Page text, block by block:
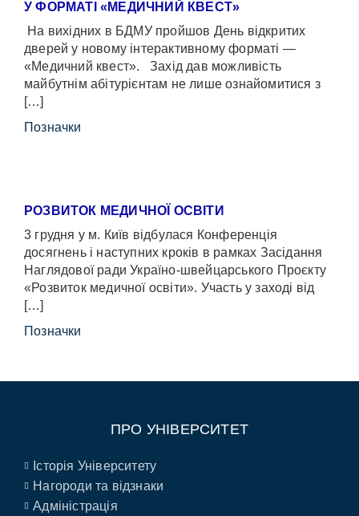
У ФОРМАТІ «МЕДИЧНИЙ КВЕСТ»
На вихідних в БДМУ пройшов День відкритих
дверей у новому інтерактивному форматі —
«Медичний квест». Захід дав можливість
майбутнім абітурієнтам не лише ознайомитися з
[…]
Позначки
РОЗВИТОК МЕДИЧНОЇ ОСВІТИ
3 грудня у м. Київ відбулася Конференція
досягнень і наступних кроків в рамках Засідання
Наглядової ради Україно-швейцарського Проєкту
«Розвиток медичної освіти». Участь у заході від
[…]
Позначки
ПРО УНІВЕРСИТЕТ
Історія Університету
Нагороди та відзнаки
Адміністрація